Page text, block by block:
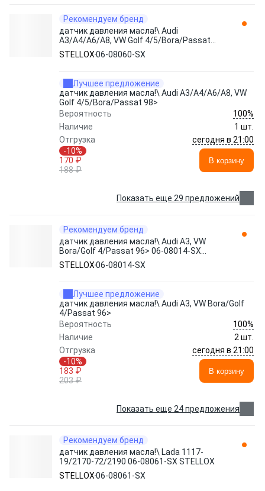
Рекомендуем бренд
датчик давления масла!\ Audi
A3/A4/A6/A8, VW Golf 4/5/Bora/Passat
98> 06-08060-SX STELLOX
STELLOX06-08060-SX
Лучшее предложение
датчик давления масла!\ Audi A3/A4/A6/A8, VW
Golf 4/5/Bora/Passat 98>
Вероятность
100%
Наличие
1 шт.
Отгрузка
сегодня в 21:00
-10%
170 ₽
188 ₽
В корзину
Показать еще 29 предложений
Рекомендуем бренд
датчик давления масла!\ Audi A3, VW
Bora/Golf 4/Passat 96> 06-08014-SX
STELLOX
STELLOX06-08014-SX
Лучшее предложение
датчик давления масла!\ Audi A3, VW Bora/Golf
4/Passat 96>
Вероятность
100%
Наличие
2 шт.
Отгрузка
сегодня в 21:00
-10%
183 ₽
203 ₽
В корзину
Показать еще 24 предложения
Рекомендуем бренд
датчик давления масла!\ Lada 1117-
19/2170-72/2190 06-08061-SX STELLOX
STELLOX06-08061-SX